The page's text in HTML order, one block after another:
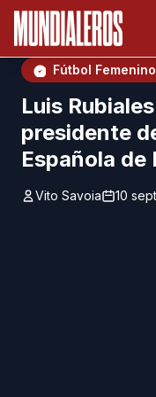
Saltar al contenido
Fútbol Femenino
Luis
presidente
Española de
Vito Savoia 10